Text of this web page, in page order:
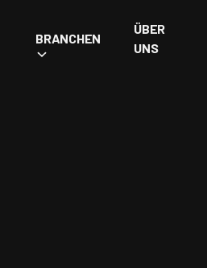
BRANCHEN
ÜBER
UNS